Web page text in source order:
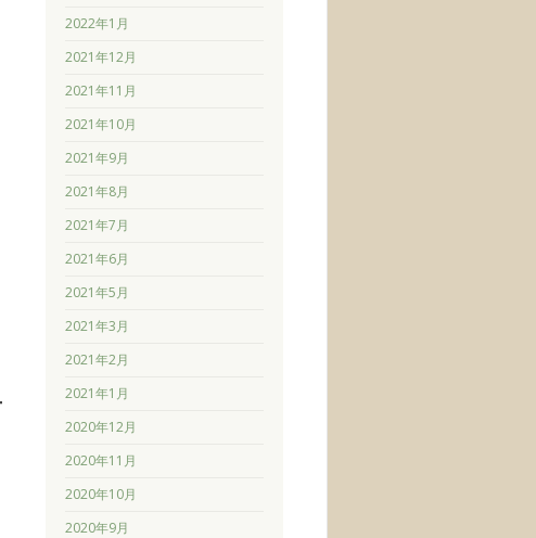
2022年1月
2021年12月
2021年11月
2021年10月
2021年9月
2021年8月
2021年7月
2021年6月
2021年5月
2021年3月
2021年2月
2021年1月
2020年12月
2020年11月
2020年10月
2020年9月